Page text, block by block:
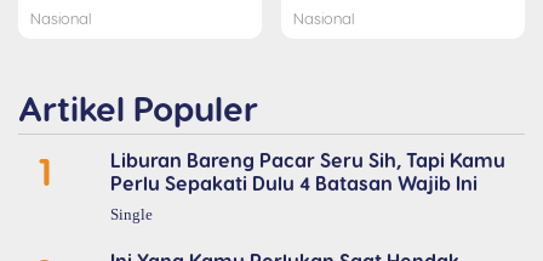
Nasional Nasional
Artikel Populer
1
Liburan Bareng Pacar Seru Sih, Tapi Kamu
Perlu Sepakati Dulu 4 Batasan Wajib Ini
Single